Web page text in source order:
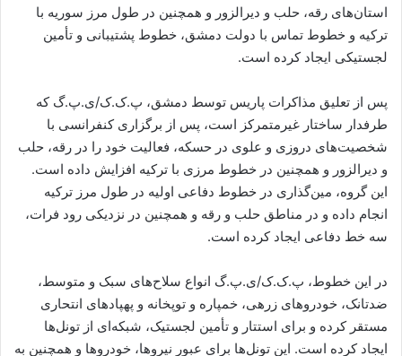
استان‌های رقه، حلب و دیرالزور و همچنین در طول مرز سوریه با
ترکیه و خطوط تماس با دولت دمشق، خطوط پشتیبانی و تأمین
لجستیکی ایجاد کرده است.
پس از تعلیق مذاکرات پاریس توسط دمشق، پ.ک.ک/ی.پ.گ که
طرفدار ساختار غیرمتمرکز است، پس از برگزاری کنفرانسی با
شخصیت‌های دروزی و علوی در حسکه، فعالیت خود را در رقه، حلب
و دیرالزور و همچنین در خطوط مرزی با ترکیه افزایش داده است.
این گروه، مین‌گذاری در خطوط دفاعی اولیه در طول مرز ترکیه
انجام داده و در مناطق حلب و رقه و همچنین در نزدیکی رود فرات،
سه خط دفاعی ایجاد کرده است.
در این خطوط، پ.ک.ک/ی.پ.گ انواع سلاح‌های سبک و متوسط،
ضدتانک، خودروهای زرهی، خمپاره و توپخانه و پهپادهای انتحاری
مستقر کرده و برای استتار و تأمین لجستیک، شبکه‌ای از تونل‌ها
ایجاد کرده است. این تونل‌ها برای عبور نیروها، خودروها و همچنین به